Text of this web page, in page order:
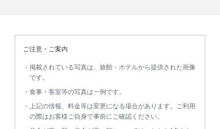
ご注意・ご案内
掲載されている写真は、旅館・ホテルから提供された画像
です。
食事・客室等の写真は一例です。
上記の情報、料金等は変更になる場合があります。ご利用
の際はお客様ご自身で事前にご確認ください。